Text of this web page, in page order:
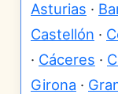
Asturias ·
Castellón ·
· Cáceres ·
Girona ·